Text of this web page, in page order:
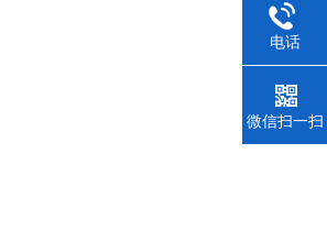
电话
微信扫一扫